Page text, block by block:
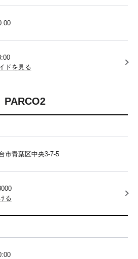
ドを見る
PARCO2
市青葉区中央3-7-5
る